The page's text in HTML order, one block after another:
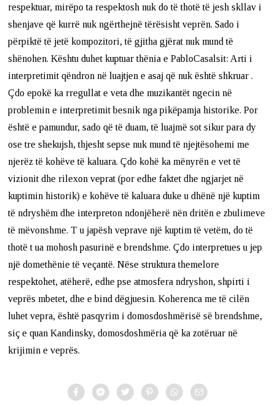
respektuar, mirëpo ta respektosh nuk do të thotë të jesh skllav i
shenjave që kurrë nuk ngërthejnë tërësisht veprën. Sado i
përpiktë të jetë kompozitori, të gjitha gjërat nuk mund të
shënohen. Kështu duhet kuptuar thënia e PabloCasalsit: Arti i
interpretimit qëndron në luajtjen e asaj që nuk është shkruar .
Çdo epokë ka rregullat e veta dhe muzikantët ngecin në
problemin e interpretimit besnik nga pikëpamja historike. Por
është e pamundur, sado që të duam, të luajmë sot sikur para dy
ose tre shekujsh, thjesht sepse nuk mund të njejtësohemi me
njerëz të kohëve të kaluara. Çdo kohë ka mënyrën e vet të
vizionit dhe rilexon veprat (por edhe faktet dhe ngjarjet në
kuptimin historik) e kohëve të kaluara duke u dhënë një kuptim
të ndryshëm dhe interpreton ndonjëherë nën dritën e zbulimeve
të mëvonshme. T u japësh veprave një kuptim të vetëm, do të
thotë t ua mohosh pasurinë e brendshme. Çdo interpretues u jep
një domethënie të veçantë. Nëse struktura themelore
respektohet, atëherë, edhe pse atmosfera ndryshon, shpirti i
veprës mbetet, dhe e bind dëgjuesin. Koherenca me të cilën
luhet vepra, është pasqyrim i domosdoshmërisë së brendshme,
siç e quan Kandinsky, domosdoshmëria që ka zotëruar në
krijimin e veprës.